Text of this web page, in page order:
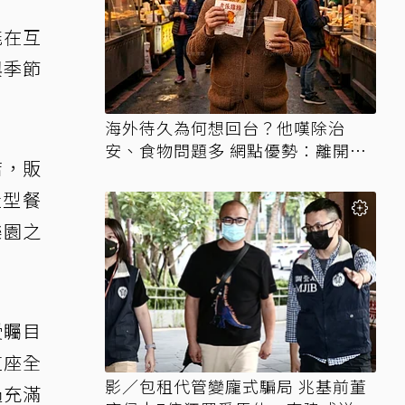
互
節
販
餐
之
目
全
滿
海外待久為何想回台？他嘆除治
安、食物問題多 網點優勢：離開才
影／包租代管變龐式騙局 兆基前董